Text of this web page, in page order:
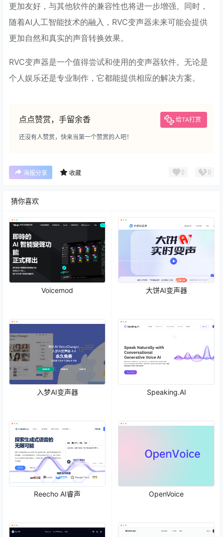
更加友好，与其他软件的兼容性也将进一步增强。同时，
随着AI人工智能技术的融入，RVC变声器未来可能会提供
更加自然和真实的声音转换效果。
RVC变声器是一个值得尝试和使用的变声器软件。无论是
个人娱乐还是专业制作，它都能提供相应的解决方案。
点点赞赏，手留余香 给TA打赏
还没有人赞赏，快来当第一个赞赏的人吧！
海报分享 收藏 0 0
猜你喜欢
Voicemod 大饼AI变声器
入梦AI变声器 Speaking.AI
Reecho AI睿声 OpenVoice